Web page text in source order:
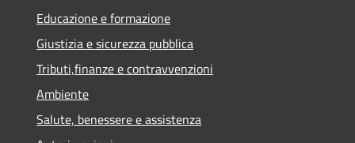
Educazione e formazione
Giustizia e sicurezza pubblica
Tributi,finanze e contravvenzioni
Ambiente
Salute, benessere e assistenza